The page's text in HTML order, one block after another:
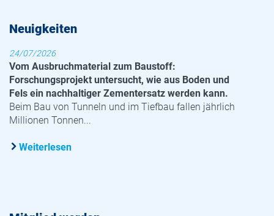
Neuigkeiten
24/07/2026
Vom Ausbruchmaterial zum Baustoff:
Forschungsprojekt untersucht, wie aus Boden und
Fels ein nachhaltiger Zementersatz werden kann.
Beim Bau von Tunneln und im Tiefbau fallen jährlich
Millionen Tonnen...
Weiterlesen